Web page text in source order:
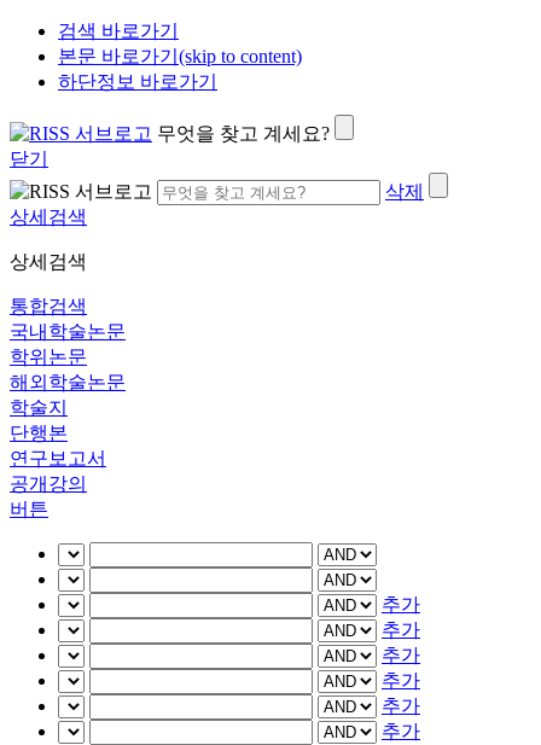
검색 바로가기
본문 바로가기(skip to content)
하단정보 바로가기
무엇을 찾고 계세요?
닫기
삭제
상세검색
상세검색
통합검색
국내학술논문
학위논문
해외학술논문
학술지
단행본
연구보고서
공개강의
버튼
추가
추가
추가
추가
추가
추가